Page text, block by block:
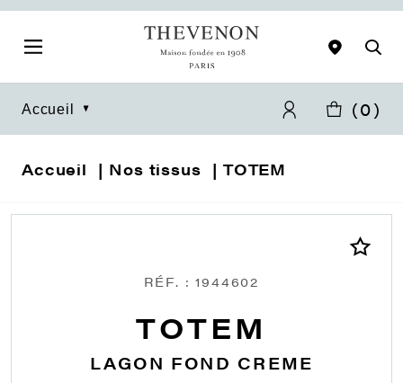
Accueil (0)
Accueil Nos tissus TOTEM
RÉF. : 1944602
TOTEM
LAGON FOND CREME